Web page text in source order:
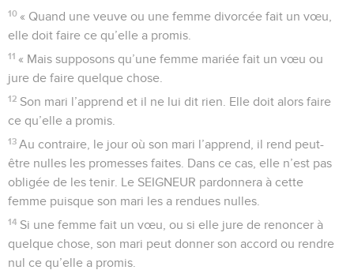
10 « Quand une veuve ou une femme divorcée fait un vœu,
elle doit faire ce qu’elle a promis.
11 « Mais supposons qu’une femme mariée fait un vœu ou
jure de faire quelque chose.
12 Son mari l’apprend et il ne lui dit rien. Elle doit alors faire
ce qu’elle a promis.
13 Au contraire, le jour où son mari l’apprend, il rend peut-
être nulles les promesses faites. Dans ce cas, elle n’est pas
obligée de les tenir. Le SEIGNEUR pardonnera à cette
femme puisque son mari les a rendues nulles.
14 Si une femme fait un vœu, ou si elle jure de renoncer à
quelque chose, son mari peut donner son accord ou rendre
nul ce qu’elle a promis.